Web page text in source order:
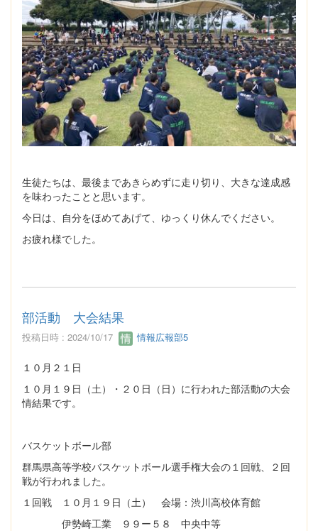
生徒たちは、最後まであきらめずに走り切り、大きな達成感
を味わったことと思います。
今日は、自分をほめてあげて、ゆっくり休んでください。
お疲れ様でした。
部活動 大会結果
投稿日時 : 2024/10/17 情報広報部5
１０月２１日
１０月１９日（土）・２０日（日）に行われた部活動の大会
情結果です。
バスケットボール部
群馬県高等学校バスケットボール選手権大会の１回戦、２回
戦が行われました。
１回戦 １０月１９日（土） 会場：渋川高校体育館
伊勢崎工業 ９９ー５８ 中央中等